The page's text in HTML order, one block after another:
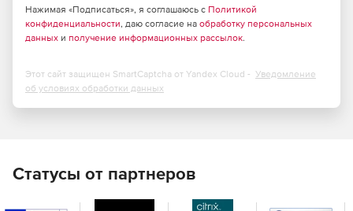
уведомление о выявленных ошибках.
Редактирование тестов в SQL Server Management
Использование SQL Prompt для ускорения работы с
Использование SQL Source Control для простого
обмена тестами внутри рабочей группы.
Нажимая «Подписаться», я соглашаюсь с Политикой
конфиденциальности, даю согласие на обработку персональных
данных и получение информационных рассылок.
Этот сайт защищен SmartCaptcha от Yandex Cloud - Уведомление
об условиях обработки данных
Статусы от партнеров